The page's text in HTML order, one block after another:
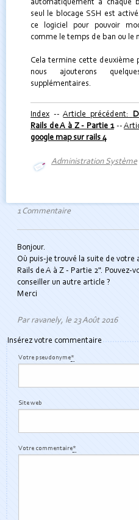
automatiquement à chaque
seul le blocage SSH est
ce logiciel pour pouvoir
comme le temps de ban ou le
Cela termine cette deuxième
nous ajouterons
supplémentaires.
Index --Article précédent:
Rails de A à Z - Partie 1--
google map sur rails 4
Administration Système
1 Commentaire
Bonjour.
Où puis-je trouvé la suite de votre
Rails de A à Z - Partie 2". Pouvez-
conseiller un autre article ?
Merci
Par ravanely, le 23 Août 2016
Insérez votre commentaire
Votre pseudonyme*
Site web
Votre commentaire*